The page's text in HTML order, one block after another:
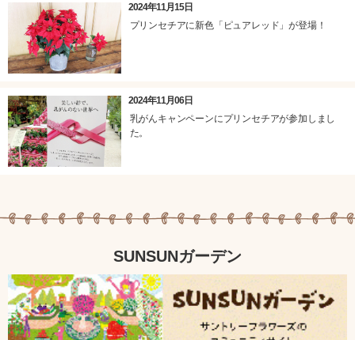
2024年11月15日
プリンセチアに新色「ピュアレッド」が登場！
2024年11月06日
乳がんキャンペーンにプリンセチアが参加しまし
た。
SUNSUNガーデン